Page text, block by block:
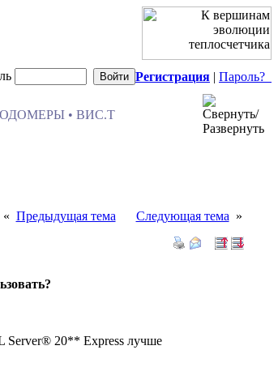
Регистрация | Пароль?
• ВИС.Т
« Предыдущая тема Следующая тема »
Server® 20** Express лучше